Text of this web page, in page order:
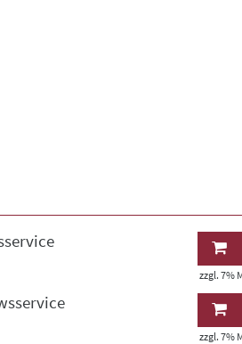
zzgl. 7%
zzgl. 7%